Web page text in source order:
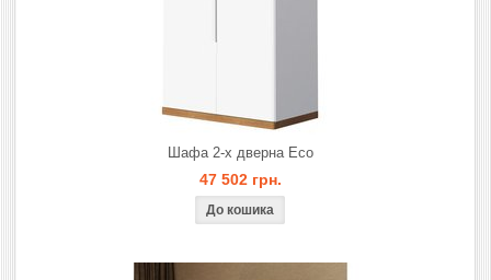
Шафа 2-х дверна Eco
47 502 грн.